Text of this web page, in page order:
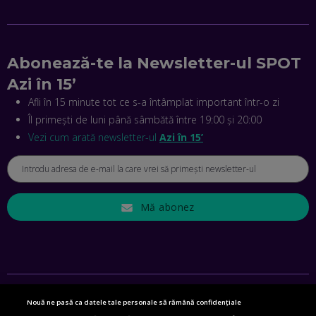
LA JOB! CUM DEMONSTREZI ABILITĂȚI ȘI CÂȘTIGI PREMII
EP. 45
ANTONIO ENACHE, SENSE4FIT: CUM TE AJUTĂ
TEHNOLOGIA SĂ FACI SPORT, SĂ FII MAI COMPETITIV ȘI SĂ
CÂȘTIGI
CRISTIAN GROZEA, BEEFAST: PREGĂTIM CEL MAI BUN
EP. 43
Abonează-te la Newsletter-ul SPOT
Azi în 15’
Afli în 15 minute tot ce s-a întâmplat important într-o zi
Îl primești de luni până sâmbătă între 19:00 și 20:00
Vezi cum arată newsletter-ul Azi în 15’
Mă abonez
SETĂRI DE CONFIDENȚIALITATE
Nouă ne pasă ca datele tale personale să rămână confidențiale